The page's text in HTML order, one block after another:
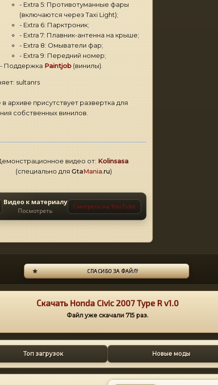
- Extra 5: Противотуманные фары
(включаются через Taxi Light);
- Extra 6: Парктроник;
- Extra 7: Плавник-антенна на крыше;
- Extra 8: Омыватели фар;
- Extra 9: Передний номер;
- Поддержка Paintjob (винилы).
sultanrs
архиве присутствует развертка для
собственных винилов.
видео от: Kolinsasa
(специально для GtaMania.ru)
Видео к материалу
Посмотреть
Смотреть на YouTube
СПАСИБО ЗА ФАЙЛ!
Скачать Honda Civic 2007 Type R v1.0
Файл уже скачали 715раз.
Топ загрузок Новые моды